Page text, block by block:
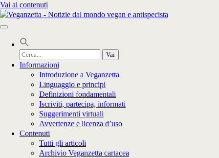
Vai ai contenuti
Cerca
per:
Informazioni
Introduzione a Veganzetta
Linguaggio e principi
Definizioni fondamentali
Iscriviti, partecipa, informati
Suggerimenti virtuali
Avvertenze e licenza d’uso
Contenuti
Tutti gli articoli
Archivio Veganzetta cartacea